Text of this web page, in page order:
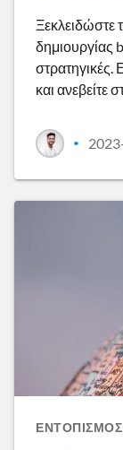
Ξεκλειδώστε
δημιουργίας
στρατηγικές.
και ανεβείτε
•
ΕΝΤΟΠΙΣΜΌΣ